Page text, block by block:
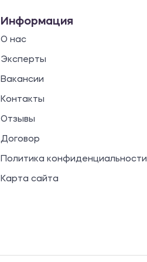
Информация
О нас
Эксперты
Вакансии
Контакты
Отзывы
Договор
Политика конфиденциальности
Карта сайта